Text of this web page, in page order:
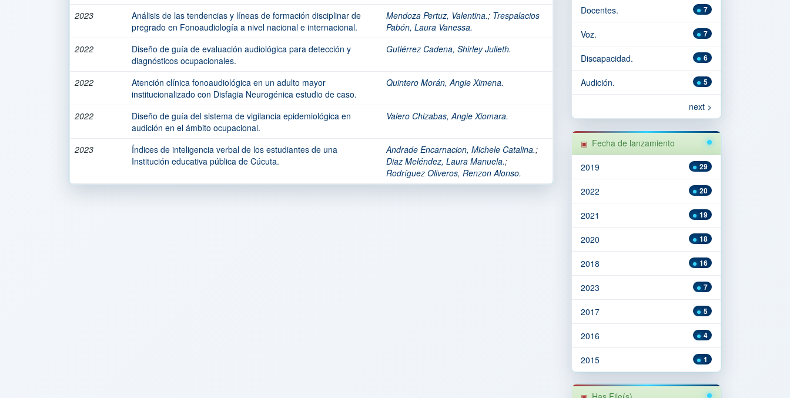
2023
Análisis de las tendencias y líneas de formación disciplinar de
pregrado en Fonoaudiología a nivel nacional e internacional.
Mendoza Pertuz, Valentina.; Trespalacios
Pabón, Laura Vanessa.
2022
Diseño de guía de evaluación audiológica para detección y
diagnósticos ocupacionales.
Gutiérrez Cadena, Shirley Julieth.
2022
Atención clínica fonoaudiológica en un adulto mayor
institucionalizado con Disfagia Neurogénica estudio de caso.
Quintero Morán, Angie Ximena.
2022
Diseño de guía del sistema de vigilancia epidemiológica en
audición en el ámbito ocupacional.
Valero Chizabas, Angie Xiomara.
2023
Índices de inteligencia verbal de los estudiantes de una
Institución educativa pública de Cúcuta.
Andrade Encarnacion, Michele Catalina.;
Diaz Meléndez, Laura Manuela.;
Rodríguez Oliveros, Renzon Alonso.
7
Docentes.
7
Voz.
6
Discapacidad.
5
Audición.
next >
Fecha de lanzamiento
29
2019
20
2022
19
2021
18
2020
16
2018
7
2023
5
2017
4
2016
1
2015